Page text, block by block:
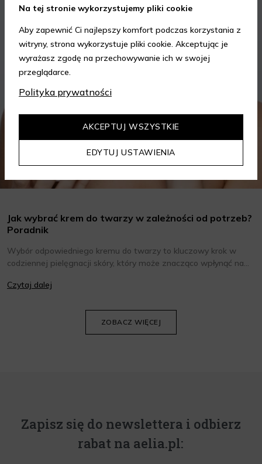
KOSMETYKI PIELĘGNACJA SKÓRY
Jak wybrać krem do twarzy w zależności od potrzeb?
Poradnik
Wybór odpowiedniego kremu do twarzy to kluczowy krok w
codziennej pielęgnacji skóry, który może znacząco wpłynąć na
oraz wiedzieć, jak dopasować je do potrzeb własnej skóry.
Czytaj dalej
ZOBACZ WIĘCEJ
Zapisz się do newslettera i odbierz
rabat na aelia.pl:
Na tej stronie wykorzystujemy pliki cookie
Aby zapewnić Ci najlepszy komfort podczas korzystania z
witryny, strona wykorzystuje pliki cookie. Akceptując je
wyrażasz zgodę na przechowywanie ich w swojej
przeglądarce.
Polityka prywatności
EDYTUJ USTAWIENIA
AKCEPTUJ WSZYSTKIE